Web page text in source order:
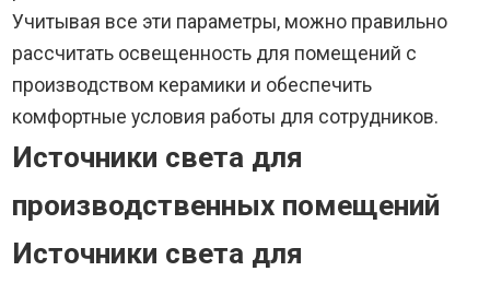
Учитывая все эти параметры, можно правильно
рассчитать освещенность для помещений с
производством керамики и обеспечить
комфортные условия работы для сотрудников.
Источники света для
производственных помещений
Источники света для